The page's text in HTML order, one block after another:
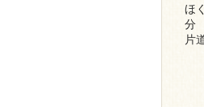
ほ
分
片